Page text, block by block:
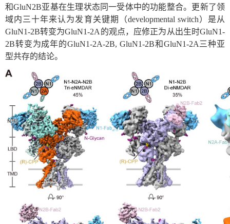
和GluN2B亚基在生理状态同一受体中的功能整合。更新了领
域内三十年来认为发育关键期（developmental switch）是从
GluN1-2B转变为GluN1-2A的观点，应修正为从出生时GluN1-
2B转变为成年的GluN1-2A-2B, GluN1-2B和GluN1-2A三种亚
型共存的结论。